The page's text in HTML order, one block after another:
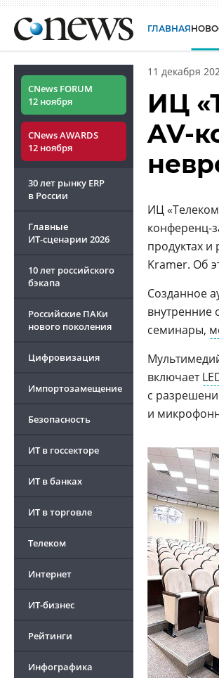
ГЛАВНАЯ
CNews FORUM
12 ноября
CNews AWARDS
12 ноября
30 лет рынку ERP
в России
Главные
ИТ-сценарии 2026
10 лет российского
бэкапа
Российские ПАКи
нового поколения
Цифровизация
Импортозамещение
Безопасность
ИТ в госсекторе
ИТ в банках
ИТ в торговле
Телеком
Интернет
ИТ-бизнес
Рейтинги
Инфографика
11 декабря
ИЦ
AV-
ИЦ
конференц-
продуктах
Kramer. Об
Созданное
внутренние
семинары,
включает
с
и